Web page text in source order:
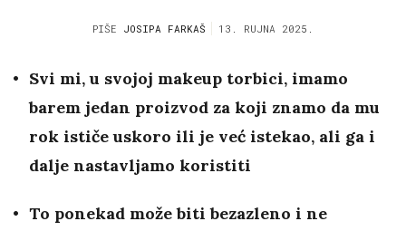
PIŠE JOSIPA FARKAŠ 13. RUJNA 2025.
Svi mi, u svojoj makeup torbici, imamo
barem jedan proizvod za koji znamo da mu
rok ističe uskoro ili je već istekao, ali ga i
dalje nastavljamo koristiti
To ponekad može biti bezazleno i ne